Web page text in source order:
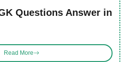
GK Questions Answer in
Read More